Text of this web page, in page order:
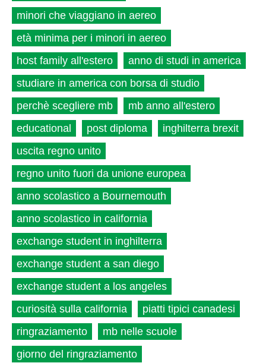
minori che viaggiano in aereo
età minima per i minori in aereo
host family all'estero
anno di studi in america
studiare in america con borsa di studio
perchè scegliere mb
mb anno all'estero
educational
post diploma
inghilterra brexit
uscita regno unito
regno unito fuori da unione europea
anno scolastico a Bournemouth
anno scolastico in california
exchange student in inghilterra
exchange student a san diego
exchange student a los angeles
curiosità sulla california
piatti tipici canadesi
ringraziamento
mb nelle scuole
giorno del ringraziamento